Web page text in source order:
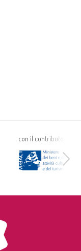
con il contributo di